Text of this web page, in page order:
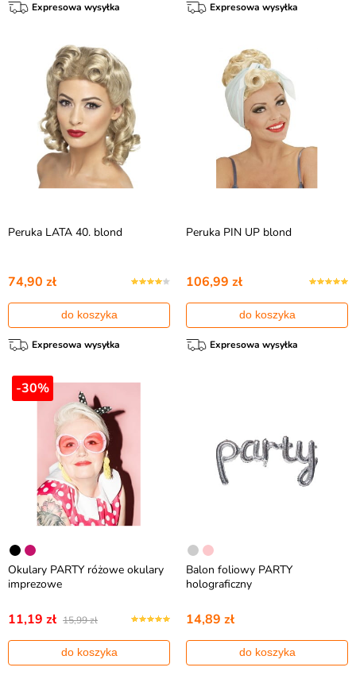
Expresowa wysyłka Expresowa wysyłka
Peruka LATA 40. blond
74,90 zł
do koszyka
Expresowa wysyłka
Peruka PIN UP blond
106,99 zł
do koszyka
Expresowa wysyłka
-30%
Okulary PARTY różowe okulary
imprezowe
11,19 zł 15,99 zł
do koszyka
Balon foliowy PARTY
holograficzny
14,89 zł
do koszyka